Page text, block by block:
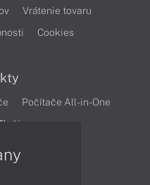
Vrátenie tovaru
Cookies
Počítače All-in-One